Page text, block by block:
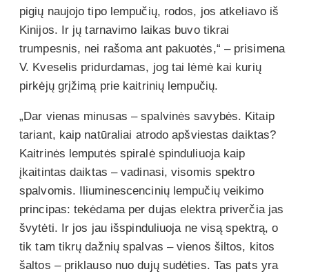
pigių naujojo tipo lempučių, rodos, jos atkeliavo iš
Kinijos. Ir jų tarnavimo laikas buvo tikrai
trumpesnis, nei rašoma ant pakuotės,“ – prisimena
V. Kveselis pridurdamas, jog tai lėmė kai kurių
pirkėjų grįžimą prie kaitrinių lempučių.
„Dar vienas minusas – spalvinės savybės. Kitaip
tariant, kaip natūraliai atrodo apšviestas daiktas?
Kaitrinės lemputės spiralė spinduliuoja kaip
įkaitintas daiktas – vadinasi, visomis spektro
spalvomis. Iliuminescencinių lempučių veikimo
principas: tekėdama per dujas elektra priverčia jas
švytėti. Ir jos jau išspinduliuoja ne visą spektrą, o
tik tam tikrų dažnių spalvas – vienos šiltos, kitos
šaltos – priklauso nuo dujų sudėties. Tas pats yra